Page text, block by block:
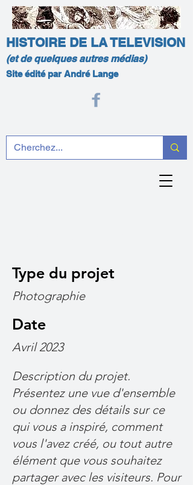
HISTOIRE DE LA TELEVISION
(et de quelques autres médias)
Site édité par André Lange
Type du projet
Photographie
Date
Avril 2023
Description du projet.
Présentez une vue d'ensemble
ou donnez des détails sur ce
qui vous a inspiré, comment
vous l'avez créé, ou tout autre
élément que vous souhaitez
partager avec les visiteurs. Pour